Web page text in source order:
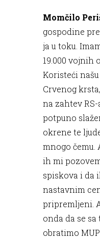
Momčilo
gospodine
ja u toku.
19.000 vojnih
Koristeći
Crvenog
na zahtev RS-
potpuno
okrene te
mnogo čemu.
ih mi
spiskova i da
nastavnim
pripremljeni.
onda da se
obratimo